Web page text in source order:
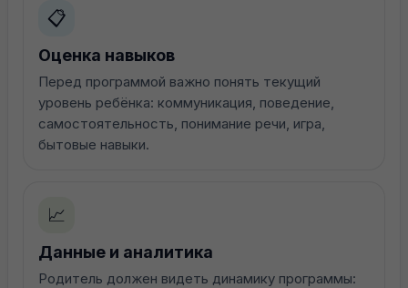
📋
Оценка навыков
Перед программой важно понять текущий
уровень ребёнка: коммуникация, поведение,
самостоятельность, понимание речи, игра,
бытовые навыки.
📈
Данные и аналитика
Родитель должен видеть динамику программы:
Москва, Васильцовский Стан, 11
пн-пт с 09:00 до 20:00 сб-вс:
09:00 до 17:00
+7 (903) 538-88-38